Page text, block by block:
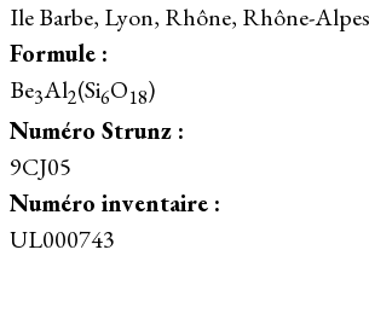
Ile Barbe, Lyon, Rhône, Rhône-
Formule :
Be3Al2(Si6O18)
Numéro Strunz :
9CJ05
Numéro inventaire :
UL000743